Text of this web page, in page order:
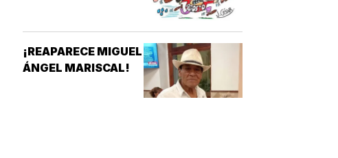
¡REAPARECE MIGUEL
ÁNGEL MARISCAL!